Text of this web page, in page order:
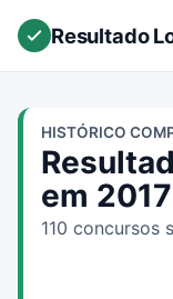
Resultado
HISTÓRICO
em 2017
110 concursos